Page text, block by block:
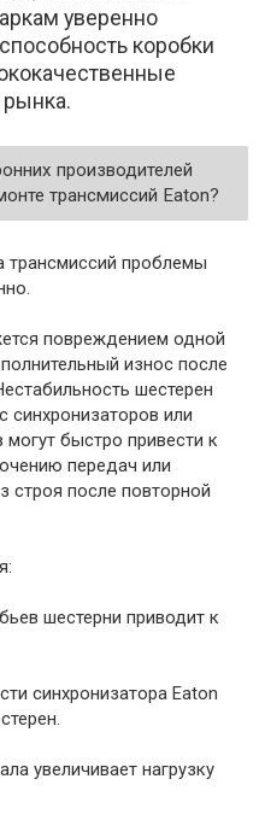
уверенно
коробки
производителей
трансмиссий Eaton?
трансмиссий проблемы
повреждением одной
износ после
шестерен
синхронизаторов или
могут быстро привести к
передач или
строя после повторной
шестерни приводит к
синхронизатора Eaton
увеличивает нагрузку